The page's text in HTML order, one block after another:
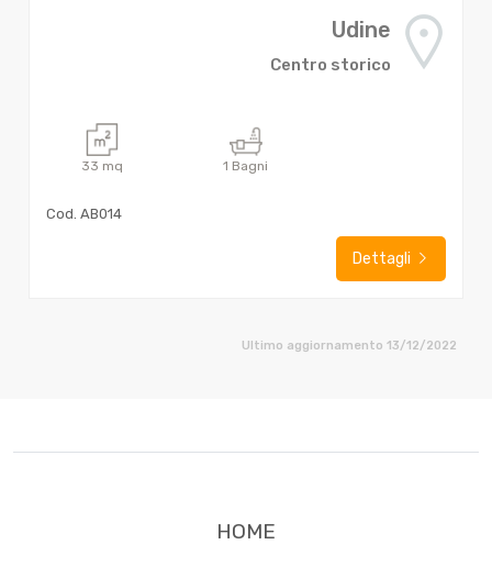
Udine
Centro storico
33 mq 1 Bagni
Cod. AB014
Dettagli
Ultimo aggiornamento 13/12/2022
HOME